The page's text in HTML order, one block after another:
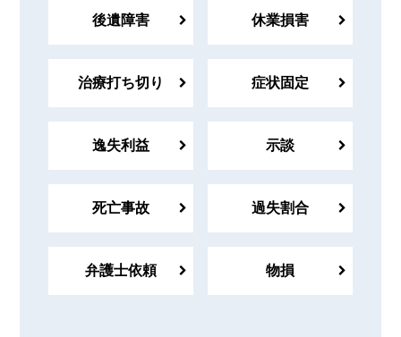
後遺障害 休業損害
治療打ち切り 症状固定
逸失利益 示談
死亡事故 過失割合
弁護士依頼 物損